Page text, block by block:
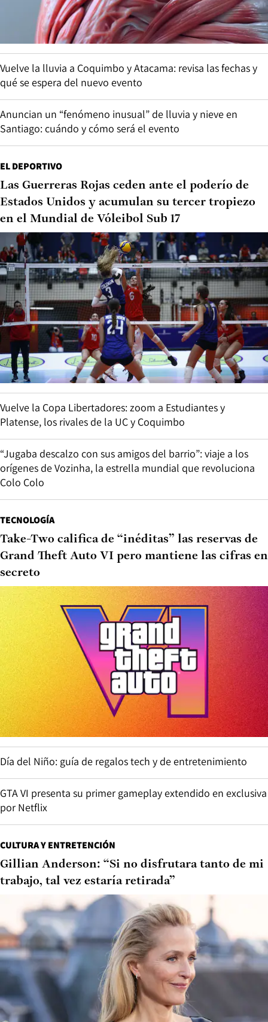
Vuelve la lluvia a Coquimbo y Atacama: revisa las fechas y
qué se espera del nuevo evento
Anuncian un “fenómeno inusual” de lluvia y nieve en
Santiago: cuándo y cómo será el evento
EL DEPORTIVO
Las Guerreras Rojas ceden ante el poderío de
Estados Unidos y acumulan su tercer tropiezo
en el Mundial de Vóleibol Sub 17
Vuelve la Copa Libertadores: zoom a Estudiantes y
Platense, los rivales de la UC y Coquimbo
“Jugaba descalzo con sus amigos del barrio”: viaje a los
orígenes de Vozinha, la estrella mundial que revoluciona
Colo Colo
TECNOLOGÍA
Take-Two califica de “inéditas” las reservas de
Grand Theft Auto VI pero mantiene las cifras en
secreto
Día del Niño: guía de regalos tech y de entretenimiento
GTA VI presenta su primer gameplay extendido en exclusiva
por Netflix
CULTURA Y ENTRETENCIÓN
Gillian Anderson: “Si no disfrutara tanto de mi
trabajo, tal vez estaría retirada”